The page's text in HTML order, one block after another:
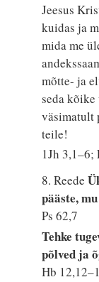
Jeesus
kuidas ja
mida me
mõtte- ja
seda kõike
väsimatult
teile!
1Jh 3,1–6;
8. Reede
pääste,
Ps 62,7
Tehke
põlved ja
Hb